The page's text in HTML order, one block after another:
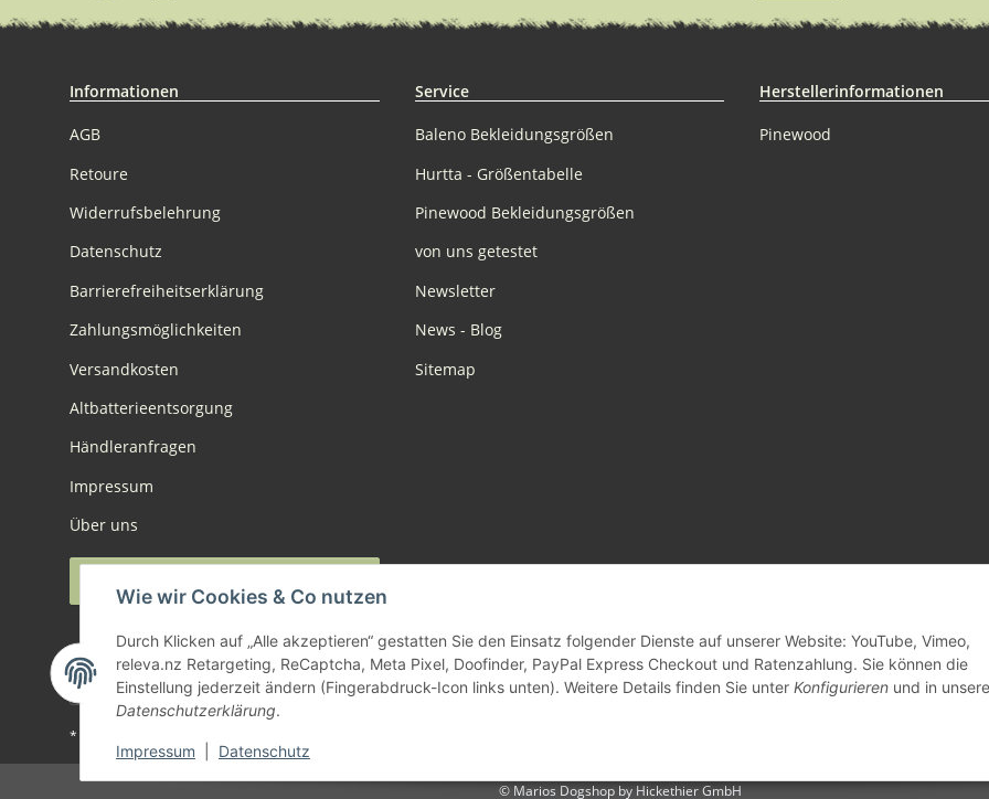
Wie wir Cookies & Co nutzen
Durch Klicken auf „Alle akzeptieren“ gestatten Sie den Einsatz folgender Dienste auf unserer Website: YouTube, Vimeo,
releva.nz Retargeting, ReCaptcha, Meta Pixel, Doofinder, PayPal Express Checkout und Ratenzahlung. Sie können die
Einstellung jederzeit ändern (Fingerabdruck-Icon links unten). Weitere Details finden Sie unter Konfigurieren und in
Datenschutzerklärung.
Impressum Datenschutz
Informationen
AGB
Retoure
Widerrufsbelehrung
Datenschutz
Barrierefreiheitserklärung
Zahlungsmöglichkeiten
Versandkosten
Altbatterieentsorgung
Händleranfragen
Impressum
Über uns
Service
Baleno Bekleidungsgrößen
Hurtta - Größentabelle
Pinewood Bekleidungsgrößen
von uns getestet
Newsletter
News - Blog
Sitemap
Herstellerinformationen
Pinewood
* Alle Preise inkl. gesetzlicher USt., zzgl.
© Marios Dogshop by Hickethier GmbH